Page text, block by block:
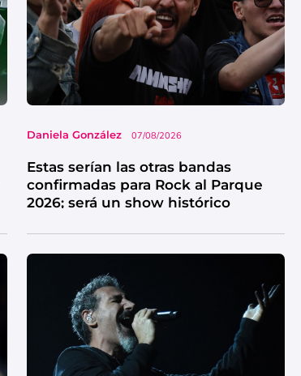
Daniela González 07/08/2026
Estas serían las otras bandas
confirmadas para Rock al Parque
2026; será un show histórico